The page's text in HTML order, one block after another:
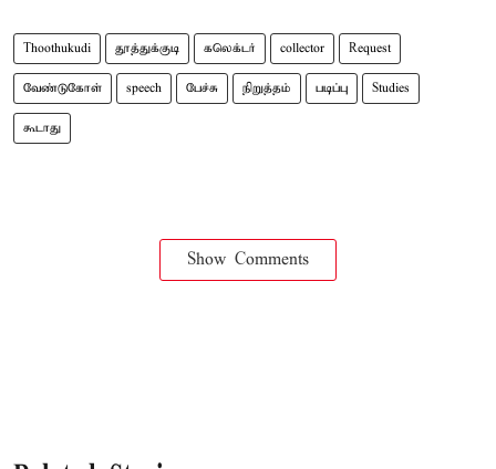
Thoothukudi தூத்துக்குடி கலெக்டர் collector Request
வேண்டுகோள் speech பேச்சு நிறுத்தம் படிப்பு Studies
கூடாது
Show Comments